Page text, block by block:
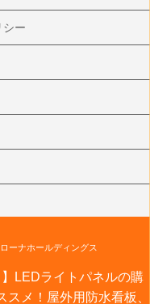
シー
ーナホールディングス
LEDライトパネルの購
メ！屋外用防水看板、